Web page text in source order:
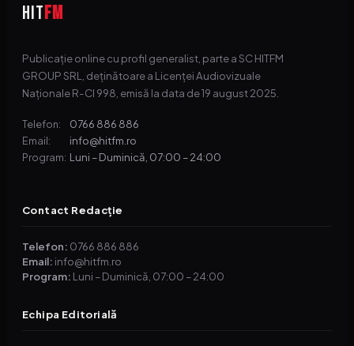
HITFM
Publicație online cu profil generalist, parte a SC HITFM
GROUP SRL, deținătoare a Licenței Audiovizuale
Naționale R-CI 998, emisă la data de 19 august 2025.
Telefon: 0766 886 886
Email: info@hitfm.ro
Program: Luni – Duminică, 07:00 – 24:00
Contact Redacție
Telefon: 0766 886 886
Email: info@hitfm.ro
Program: Luni – Duminică, 07:00 – 24:00
Echipa Editorială